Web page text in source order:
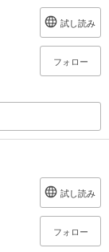
試し読み
フォロー
試し読み
フォロー